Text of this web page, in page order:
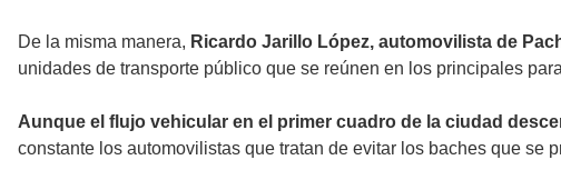
De la misma manera, Ricardo Jarillo López, automovilista de
unidades de transporte público que se reúnen en los principales
Aunque el flujo vehicular en el primer cuadro de la ciudad
constante los automovilistas que tratan de evitar los baches que se